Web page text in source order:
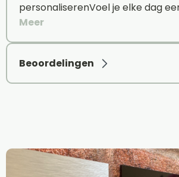
personaliserenVoel je elke dag
Meer
Beoordelingen